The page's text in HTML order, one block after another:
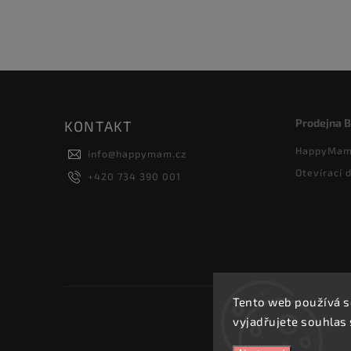
Tento web používá
vyjadřujete souhlas
KONTAKT
info@happymam.cz
+420 734 390 001
Prodejna
Otevírací